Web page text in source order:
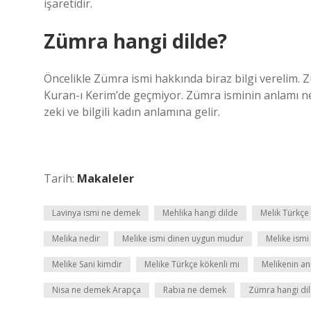
işaretidir.
Zümra hangi dilde?
Öncelikle Zümra ismi hakkında biraz bilgi verelim.
Kuran-ı Kerim’de geçmiyor. Zümra isminin anlamı
zeki ve bilgili kadın anlamına gelir.
Tarih: Makaleler
Lavinya ismi ne demek Mehlika hangi dilde Melik
Melika nedir Melike ismi dinen uygun mudur Melike
Melike Sani kimdir Melike Türkçe kökenli mi Melikenin
Nisa ne demek Arapça Rabıa ne demek Zümra hangi